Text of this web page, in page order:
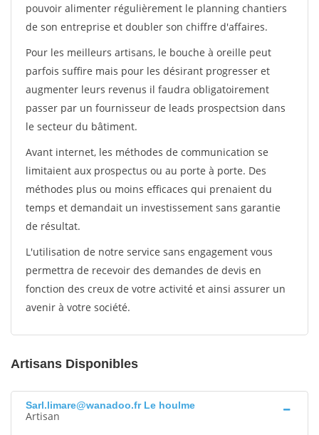
pouvoir alimenter régulièrement le planning chantiers
de son entreprise et doubler son chiffre d'affaires.
Pour les meilleurs artisans, le bouche à oreille peut
parfois suffire mais pour les désirant progresser et
augmenter leurs revenus il faudra obligatoirement
passer par un fournisseur de leads prospectsion dans
le secteur du bâtiment.
Avant internet, les méthodes de communication se
limitaient aux prospectus ou au porte à porte. Des
méthodes plus ou moins efficaces qui prenaient du
temps et demandait un investissement sans garantie
de résultat.
L'utilisation de notre service sans engagement vous
permettra de recevoir des demandes de devis en
fonction des creux de votre activité et ainsi assurer un
avenir à votre société.
Artisans Disponibles
Sarl.limare@wanadoo.fr Le houlme
Artisan